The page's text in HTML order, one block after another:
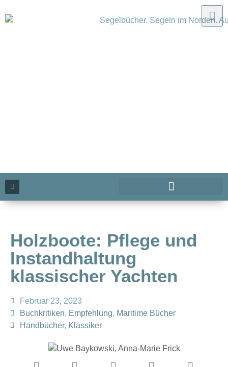
Holzboote: Pflege und
Instandhaltung
klassischer Yachten
Februar 23, 2023
Buchkritiken, Empfehlung, Maritime Bücher
Handbücher, Klassiker